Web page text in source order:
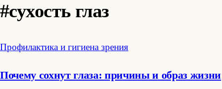
#сухость глаз
Профилактика и гигиена зрения
Почему сохнут глаза: причины и образ жизни